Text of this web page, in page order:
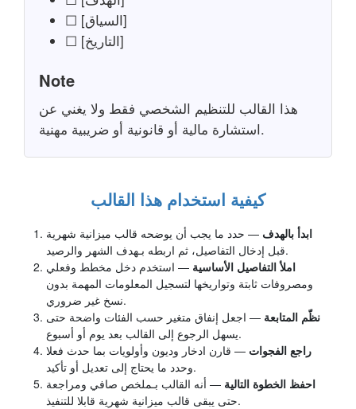
☐ [السياق]
☐ [التاريخ]
Note
هذا القالب للتنظيم الشخصي فقط ولا يغني عن
استشارة مالية أو قانونية أو ضريبية مهنية.
كيفية استخدام هذا القالب
ابدأ بالهدف — حدد ما يجب أن يوضحه قالب ميزانية شهرية
قبل إدخال التفاصيل، ثم اربطه بـهدف الشهر والرصيد.
املأ التفاصيل الأساسية — استخدم دخل مخطط وفعلي
ومصروفات ثابتة وتواريخها لتسجيل المعلومات المهمة بدون
نسخ غير ضروري.
نظّم المتابعة — اجعل إنفاق متغير حسب الفئات واضحة حتى
يسهل الرجوع إلى القالب بعد يوم أو أسبوع.
راجع الفجوات — قارن ادخار وديون وأولويات بما حدث فعلا
وحدد ما يحتاج إلى تعديل أو تأكيد.
احفظ الخطوة التالية — أنه القالب بـملخص صافي ومراجعة
حتى يبقى قالب ميزانية شهرية قابلا للتنفيذ.